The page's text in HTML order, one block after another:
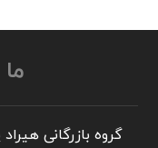
گروه بازرگانی